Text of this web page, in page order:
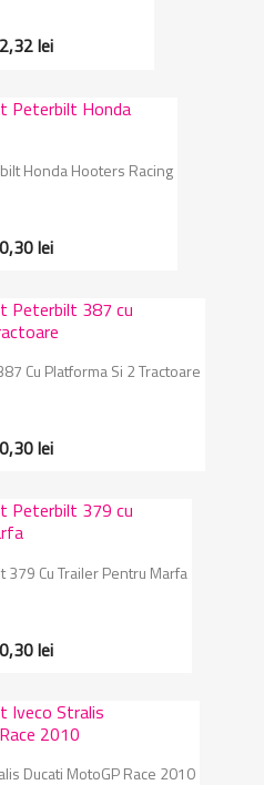
lei
Honda Hooters Racing
lei
Cu Platforma Si 2 Tractoare
lei
379 Cu Trailer Pentru Marfa
lei
Ducati MotoGP Race 2010